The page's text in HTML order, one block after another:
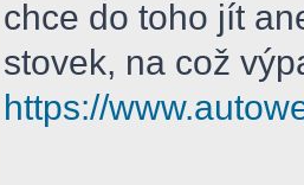
chce do toho jít
stovek, na což
https://